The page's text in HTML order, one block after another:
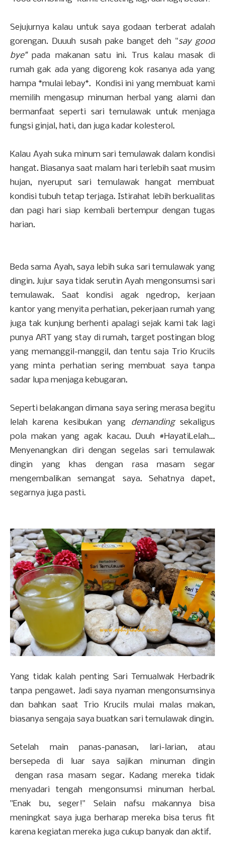
Sejujurnya kalau untuk saya godaan terberat adalah
gorengan. Duuuh susah pake banget deh "say good
bye"pada makanan satu ini. Trus kalau masak di
rumah gak ada yang digoreng kok rasanya ada yang
hampa *mulai lebay*. Kondisi ini yang membuat kami
memilih mengasup minuman herbal yang alami dan
bermanfaat seperti sari temulawak untuk menjaga
fungsi ginjal, hati, dan juga kadar kolesterol.
Kalau Ayah suka minum sari temulawak dalam kondisi
hangat. Biasanya saat malam hari terlebih saat musim
hujan, nyeruput sari temulawak hangat membuat
kondisi tubuh tetap terjaga. Istirahat lebih berkualitas
dan pagi hari siap kembali bertempur dengan tugas
harian.
Beda sama Ayah, saya lebih suka sari temulawak yang
dingin. Jujur saya tidak serutin Ayah mengonsumsi sari
temulawak. Saat kondisi agak ngedrop, kerjaan
kantor yang menyita perhatian, pekerjaan rumah yang
juga tak kunjung berhenti apalagi sejak kami tak lagi
punya ART yang stay di rumah, target postingan blog
yang memanggil-manggil, dan tentu saja Trio Krucils
yang minta perhatian sering membuat saya tanpa
sadar lupa menjaga kebugaran.
Seperti belakangan dimana saya sering merasa begitu
lelah karena kesibukan yang demandingsekaligus
pola makan yang agak kacau. Duuh #HayatiLelah...
Menyenangkan diri dengan segelas sari temulawak
dingin yang khas dengan rasa masam segar
mengembalikan semangat saya. Sehatnya dapet,
segarnya juga pasti.
Yang tidak kalah penting Sari Temualwak Herbadrik
tanpa pengawet. Jadi saya nyaman mengonsumsinya
dan bahkan saat Trio Krucils mulai malas makan,
biasanya sengaja saya buatkan sari temulawak dingin.
Setelah main panas-panasan, lari-larian, atau
bersepeda di luar saya sajikan minuman dingin
dengan rasa masam segar. Kadang mereka tidak
menyadari tengah mengonsumsi minuman herbal.
"Enak bu, seger!" Selain nafsu makannya bisa
meningkat saya juga berharap mereka bisa terus fit
karena kegiatan mereka juga cukup banyak dan aktif.